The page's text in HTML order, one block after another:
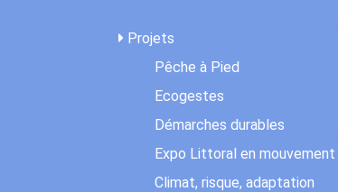
Projets
Pêche à Pied
Ecogestes
Démarches durables
Expo Littoral en mouvement
Climat, risque, adaptation